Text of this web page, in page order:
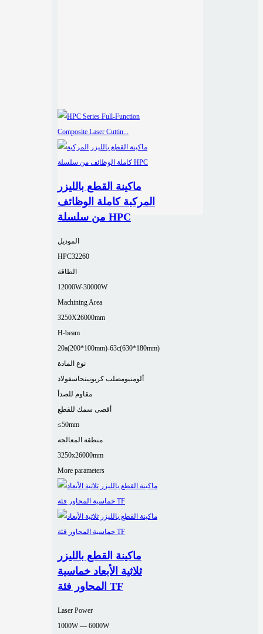
ماكينة القطع بالليزر
المركبة كاملة الوظائف
من سلسلة HPC
الموديل
HPC32260
الطاقة
12000W-30000W
Machining Area
3250X26000mm
H-beam
20a(200*100mm)-63c(630*180mm)
نوع المادة
ألومنيومصلب كربونينحاسفولاذ
مقاوم للصدأ
أقصى سمك للقطع
≤50mm
منطقة المعالجة
3250x26000mm
More parameters
ماكينة القطع بالليزر
ثلاثية الأبعاد خماسية
المحاور فئة TF
Laser Power
1000W — 6000W